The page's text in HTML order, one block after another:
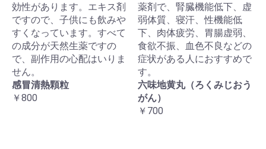
効性があります。エキス剤
ですので、子供にも飲みや
すくなっています。すべて
の成分が天然生薬ですの
で、副作用の心配はいりま
せん。
感冒清熱顆粒
￥800
薬剤で、腎臓機能低下、虚
弱体質、寝汗、性機能低
下、肉体疲労、胃腸虚弱、
食欲不振、血色不良などの
症状がある人におすすめで
す。
六味地黄丸（ろくみじおう
がん）
￥700